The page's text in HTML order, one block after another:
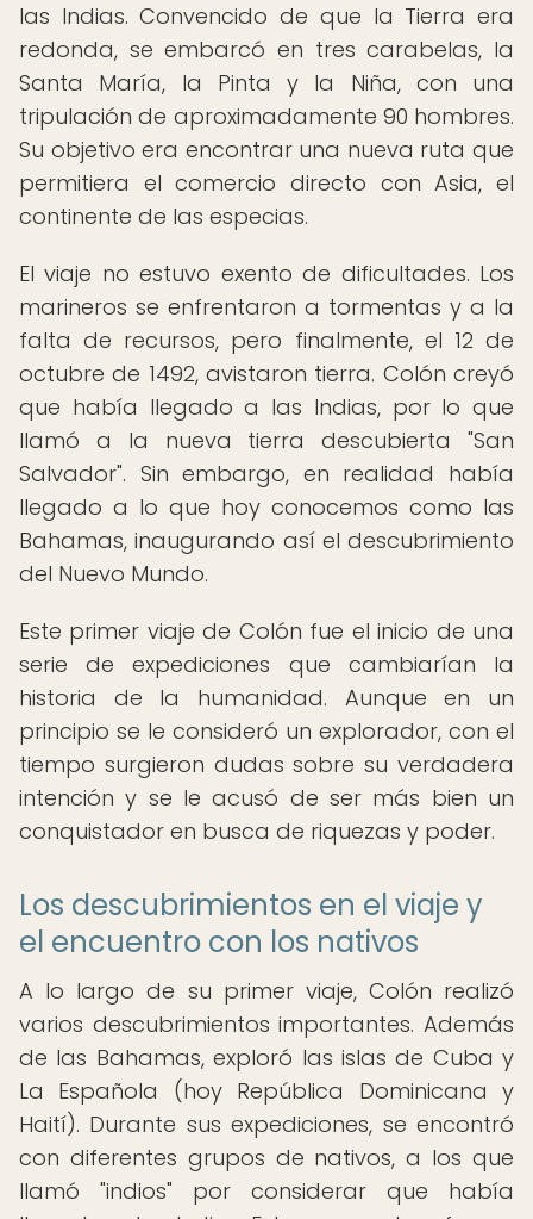
las Indias. Convencido de que la Tierra era
redonda, se embarcó en tres carabelas, la
Santa María, la Pinta y la Niña, con una
tripulación de aproximadamente 90 hombres.
Su objetivo era encontrar una nueva ruta que
permitiera el comercio directo con Asia, el
continente de las especias.
El viaje no estuvo exento de dificultades. Los
marineros se enfrentaron a tormentas y a la
falta de recursos, pero finalmente, el 12 de
octubre de 1492, avistaron tierra. Colón creyó
que había llegado a las Indias, por lo que
llamó a la nueva tierra descubierta "San
Salvador". Sin embargo, en realidad había
llegado a lo que hoy conocemos como las
Bahamas, inaugurando así el descubrimiento
del Nuevo Mundo.
Este primer viaje de Colón fue el inicio de una
serie de expediciones que cambiarían la
historia de la humanidad. Aunque en un
principio se le consideró un explorador, con el
tiempo surgieron dudas sobre su verdadera
intención y se le acusó de ser más bien un
conquistador en busca de riquezas y poder.
Los descubrimientos en el viaje y
el encuentro con los nativos
A lo largo de su primer viaje, Colón realizó
varios descubrimientos importantes. Además
de las Bahamas, exploró las islas de Cuba y
La Española (hoy República Dominicana y
Haití). Durante sus expediciones, se encontró
con diferentes grupos de nativos, a los que
llamó "indios" por considerar que había